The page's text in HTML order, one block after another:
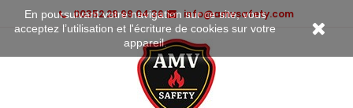
00352 28 99 04 36 info@amvsafety.com
En poursuivant votre navigation sur ce site, vous
acceptez l’utilisation et l'écriture de cookies sur votre
appareil.